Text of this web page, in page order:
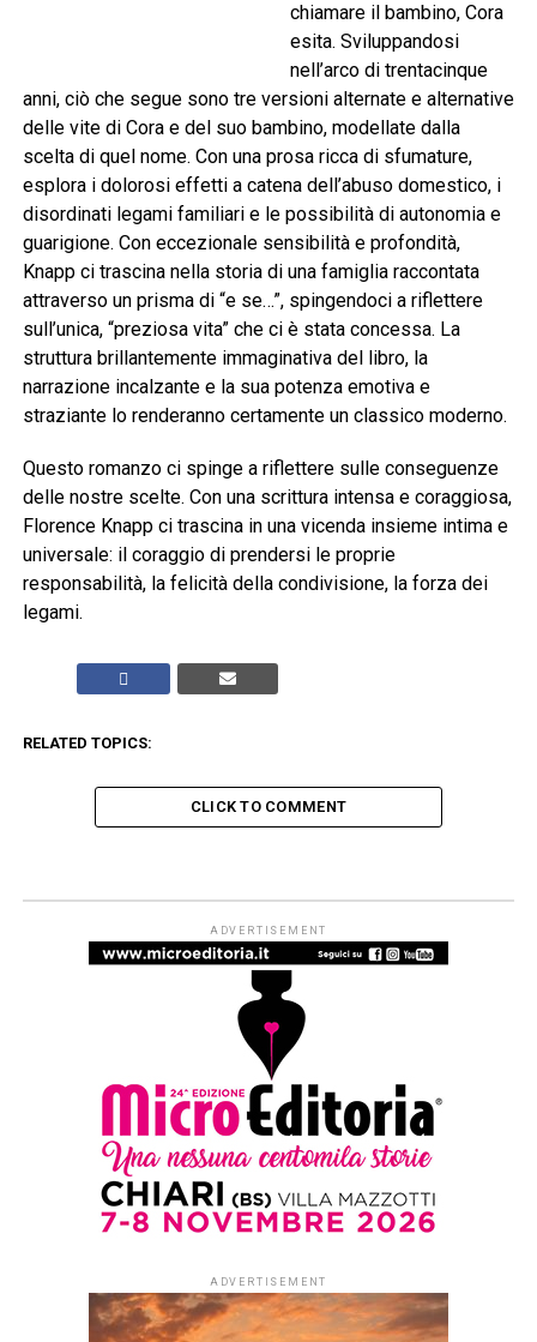
chiamare il bambino, Cora
esita. Sviluppandosi
nell’arco di trentacinque
anni, ciò che segue sono tre versioni alternate e alternative
delle vite di Cora e del suo bambino, modellate dalla
scelta di quel nome. Con una prosa ricca di sfumature,
esplora i dolorosi effetti a catena dell’abuso domestico, i
disordinati legami familiari e le possibilità di autonomia e
guarigione. Con eccezionale sensibilità e profondità,
Knapp ci trascina nella storia di una famiglia raccontata
attraverso un prisma di “e se…”, spingendoci a riflettere
sull’unica, “preziosa vita” che ci è stata concessa. La
struttura brillantemente immaginativa del libro, la
narrazione incalzante e la sua potenza emotiva e
straziante lo renderanno certamente un classico moderno.
Questo romanzo ci spinge a riflettere sulle conseguenze
delle nostre scelte. Con una scrittura intensa e coraggiosa,
Florence Knapp ci trascina in una vicenda insieme intima e
universale: il coraggio di prendersi le proprie
responsabilità, la felicità della condivisione, la forza dei
legami.
RELATED TOPICS:
CLICK TO COMMENT
ADVERTISEMENT
ADVERTISEMENT